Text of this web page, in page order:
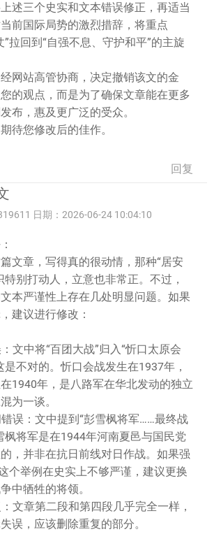
述三个史实和文本错误修正，再适当
前国际局势的激烈措辞，将重点
”拉回到“自强不息、守护和平”的主旋
网站高管协商，决定撤销该文的金
的观点，而是为了确保文章能在更多
布，惠及更广泛的受众。
待您修改后的佳作。
回复
日期：2026-06-24 10:04:10
文章，写得真的很动情，那种“居安
特别打动人，立意也非常正。不过，
本严谨性上存在几处明显问题。如果
建议进行修改：
文中将“百团大战”归入“忻口太原会
是不对的。忻口会战发生在1937年，
1940年，是八路军在华北发动的独立
为一谈。
误：文中提到“彭雪枫将军……最终战
枫将军是在1944年河南夏邑与国民党
，并非在抗日前线对日作战。如果强
个举例在史实上不够严谨，建议更换
中牺牲的将领。
文章第二段和第四段几乎完全一样，
误，应该删除重复的部分。